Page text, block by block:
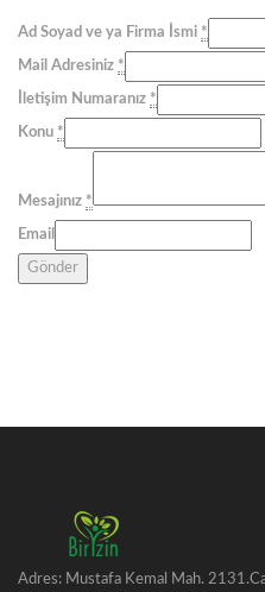
Ad Soyad ve ya Firma İsmi *
Mail Adresiniz *
İletişim Numaranız *
Konu *
Mesajınız *
Email
Gönder
Adres: Mustafa Kemal Mah.